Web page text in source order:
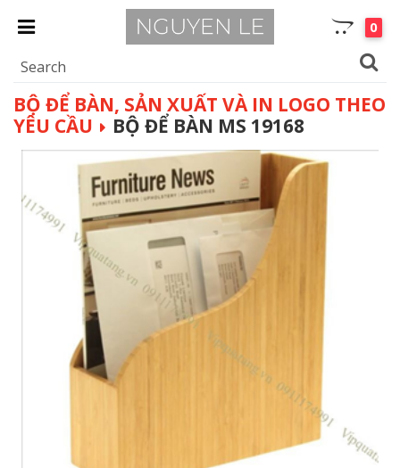
0
BỘ ĐỂ BÀN, SẢN XUẤT VÀ IN LOGO THEO
YÊU CẦU
BỘ ĐỂ BÀN MS 19168